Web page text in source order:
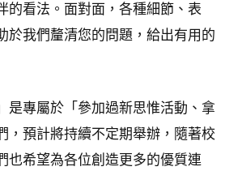
的看法。面對面，各種細節、表
於我們釐清您的問題，給出有用的
是專屬於「參加過新思惟活動、拿
，預計將持續不定期舉辦，隨著校
也希望為各位創造更多的優質連